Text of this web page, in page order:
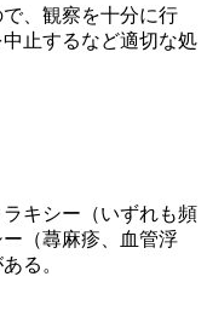
、観察を十分に行
止するなど適切な処
キシー（いずれも頻
（蕁麻疹、血管浮
る。